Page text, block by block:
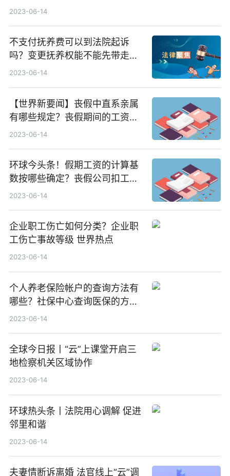
2023-06-14
不支付抚养费可以到法院起诉
吗？变更抚养权能不能先带走小
孩？-世界动态
2023-06-14
【世界新要闻】丧假中直系亲属
有哪些规定？丧假期间的工资怎
么算？
2023-06-14
环球今头条！假期工资的计算基
数按哪些确定？丧假公司扣工资
是否违法吗？
2023-06-14
企业职工伤亡如何分类？企业职
工伤亡事故等级 世界热点
2023-06-14
个人养老保险帐户的查询方法有
哪些？社保中心查询医保的方式
有哪些？-全球报道
2023-06-14
全球今日报丨“云”上课堂开启三
地检察机关区域协作
2023-06-14
环球热头条丨法院用心调解 促进
邻里和谐
2023-06-14
夫妻情断诉离婚 法官线上“云”调